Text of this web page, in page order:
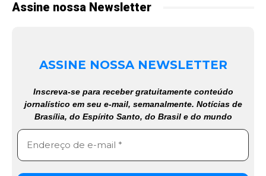
Assine nossa Newsletter
ASSINE NOSSA NEWSLETTER
Inscreva-se para receber gratuitamente conteúdo
jornalístico em seu e-mail, semanalmente. Notícias de
Brasília, do Espírito Santo, do Brasil e do mundo